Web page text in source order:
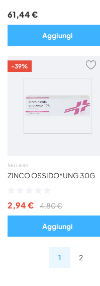
61,44 €
Aggiungi
-39%
SELLA Srl
ZINCO OSSIDO*UNG 30G
2,94 € 4,80 €
Aggiungi
1 2